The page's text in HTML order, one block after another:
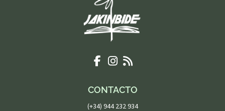
CONTACTO
(+34) 944 232 934